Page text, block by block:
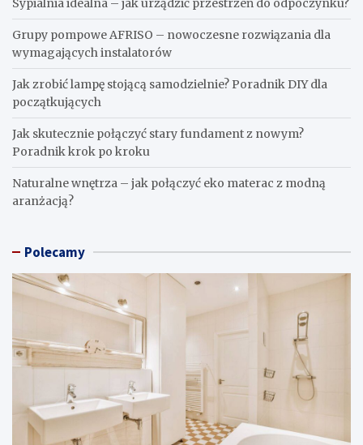
Sypialnia idealna – jak urządzić przestrzeń do odpoczynku?
Grupy pompowe AFRISO – nowoczesne rozwiązania dla
wymagających instalatorów
Jak zrobić lampę stojącą samodzielnie? Poradnik DIY dla
początkujących
Jak skutecznie połączyć stary fundament z nowym?
Poradnik krok po kroku
Naturalne wnętrza – jak połączyć eko materac z modną
aranżacją?
Polecamy